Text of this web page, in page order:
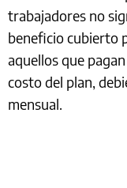
trabajadores no
beneficio cubierto
aquellos que
costo del plan,
mensual.